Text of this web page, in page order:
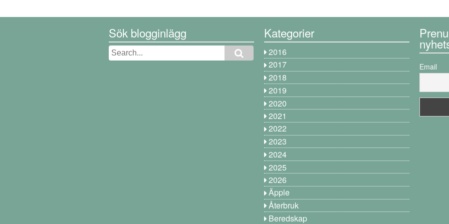
Sök blogginlägg Kategorier
2016
2017
2018
2019
2020
2021
2022
2023
2024
2025
2026
Äpple
Återbruk
Beredskap
Email